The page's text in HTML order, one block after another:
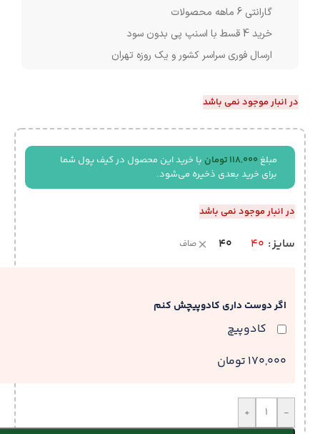
گارانتی 6 ماهه محصولات
خرید 4 قسط با اسنپ پی بدون سود
ارسال فوری سراسر کشور و یک روزه تهران
در انبار موجود نمی باشد
مبلغ 118,000 تومان با خرید این محصول در کیف پول شما
برای خرید بعدی ذخیره می‌شود.
در انبار موجود نمی باشد
سایز 40
40 صاف
اگر دوست داری کادوپیچش کنم
کادوپیچ
170,000 تومان
-
+